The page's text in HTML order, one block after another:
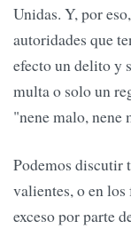
Unidas. Y, por
autoridades que
efecto un delito y
multa o solo un
"nene malo, nene
Podemos discutir
valientes, o en
exceso por parte